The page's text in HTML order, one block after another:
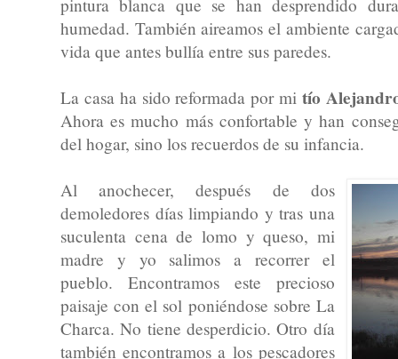
pintura blanca que se han desprendido
humedad. También aireamos el ambiente
vida que antes bullía entre sus paredes.
La casa ha sido reformada por mi tío
Ahora es mucho más confortable y han
del hogar, sino los recuerdos de su infancia.
Al anochecer, después de dos
demoledores días limpiando y tras una
suculenta cena de lomo y queso, mi
madre y yo salimos a recorrer el
pueblo. Encontramos este precioso
paisaje con el sol poniéndose sobre La
Charca. No tiene desperdicio. Otro día
también encontramos a los pescadores